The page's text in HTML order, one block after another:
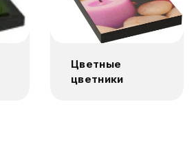
Цветные
цветники